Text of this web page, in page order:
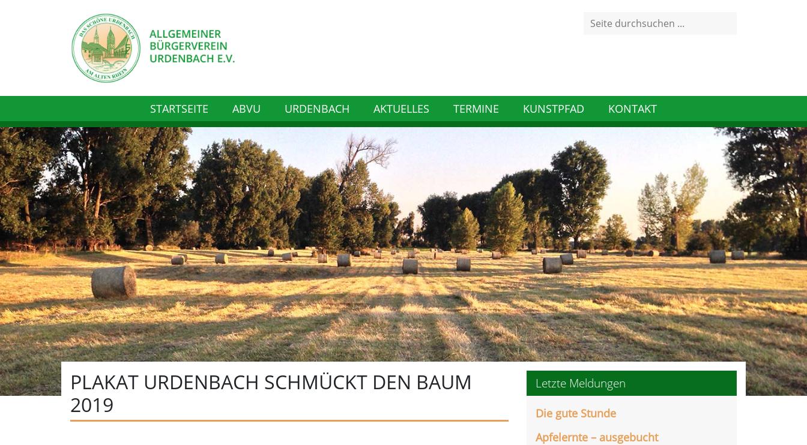
Search
STARTSEITE ABVU URDENBACH AKTUELLES TERMINE KUNSTPFAD KONTAKT
PLAKAT URDENBACH SCHMÜCKT DEN BAUM
2019
Letzte Meldungen
Die gute Stunde
Apfelernte – ausgebucht